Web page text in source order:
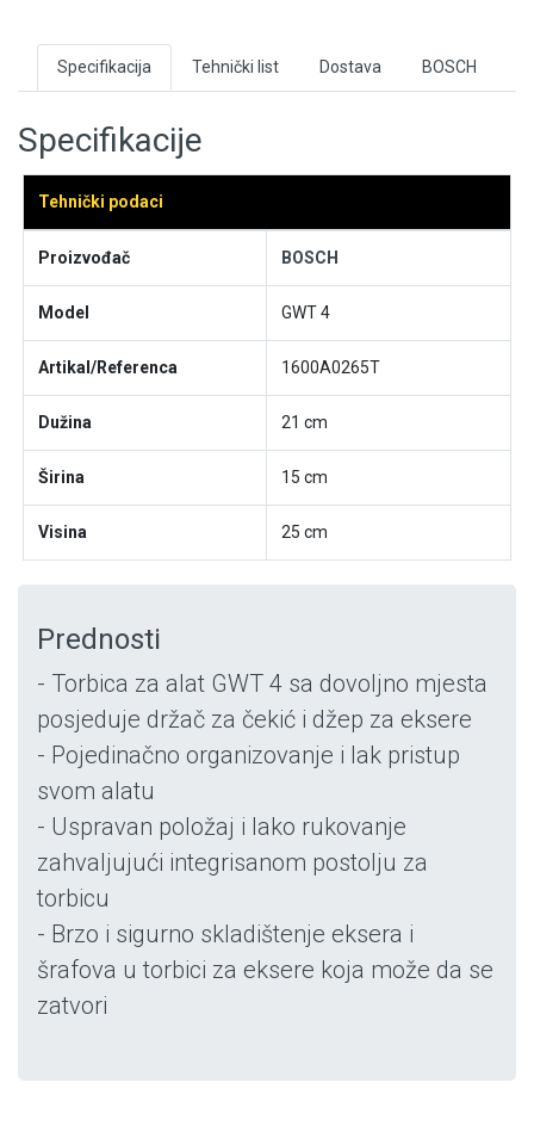
Specifikacija Tehnički list Dostava BOSCH
Specifikacije
Tehnički podaci
Proizvođač BOSCH
Model GWT 4
Artikal/Referenca 1600A0265T
Dužina 21 cm
Širina 15 cm
Visina 25 cm
Prednosti
- Torbica za alat GWT 4 sa dovoljno mjesta
posjeduje držač za čekić i džep za eksere
- Pojedinačno organizovanje i lak pristup
svom alatu
- Uspravan položaj i lako rukovanje
zahvaljujući integrisanom postolju za
torbicu
- Brzo i sigurno skladištenje eksera i
šrafova u torbici za eksere koja može da se
zatvori